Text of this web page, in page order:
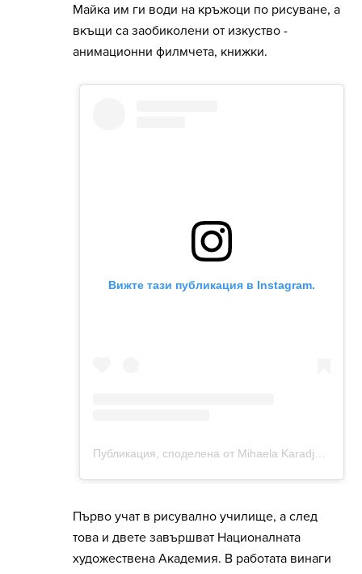
Майка им ги води на кръжоци по рисуване, а
вкъщи са заобиколени от изкуство -
анимационни филмчета, книжки.
Първо учат в рисувално училище, а след
това и двете завършват Националната
художествена Академия. В работата винаги